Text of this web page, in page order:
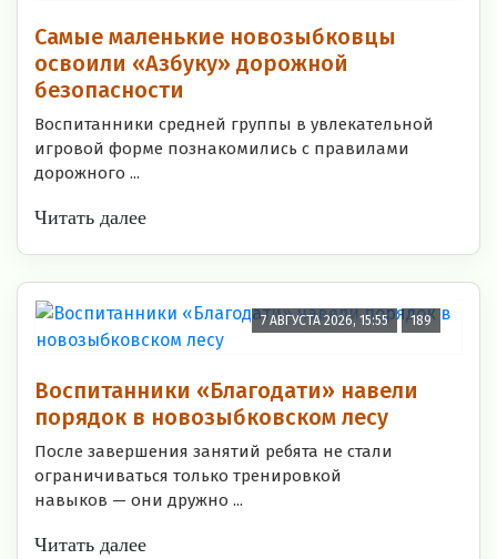
Самые маленькие новозыбковцы
освоили «Азбуку» дорожной
безопасности
Воспитанники средней группы в увлекательной
игровой форме познакомились с правилами
дорожного ...
Читать далее
7 АВГУСТА 2026, 15:55 189
Воспитанники «Благодати» навели
порядок в новозыбковском лесу
После завершения занятий ребята не стали
ограничиваться только тренировкой
навыков — они дружно ...
Читать далее